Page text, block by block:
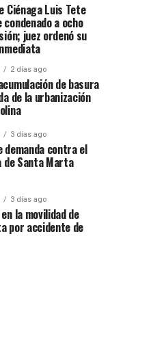
Ciénaga Luis Tete
a ocho
juez ordenó su
2 días ago
de basura
de la urbanización
3 días ago
demanda contra el
de Santa Marta
3 días ago
la movilidad de
por accidente de